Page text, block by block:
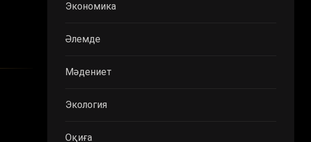
Экономика
Әлемде
Мәдениет
Экология
Оқиға